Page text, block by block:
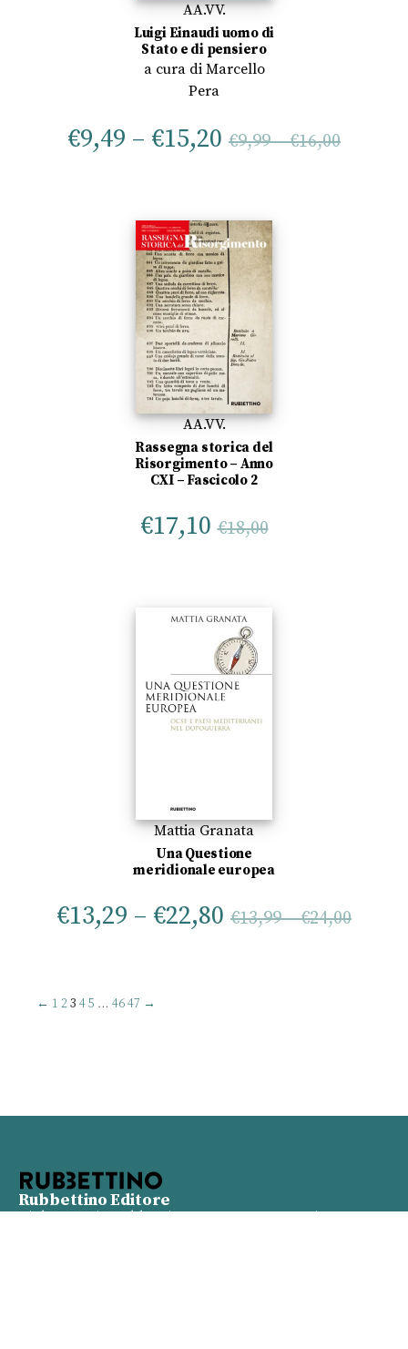
AA.VV.
Luigi Einaudi uomo di
Stato e di pensiero
a cura di Marcello
Pera
€9,49 – €15,20 €9,99–€16,00
AA.VV.
Rassegna storica del
Risorgimento – Anno
CXI – Fascicolo 2
€17,10 €18,00
Mattia Granata
Una Questione
meridionale europea
€13,29 – €22,80 €13,99–€24,00
← 1 23 45 … 4647 →
Rubbettino Editore
Viale Rosario Rubbettino n. 10 - 88049 Soveria